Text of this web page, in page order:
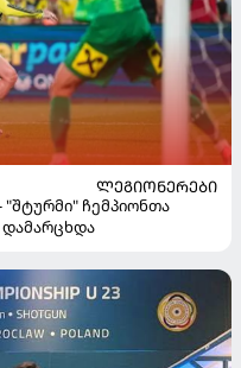
ᲚᲔᲒᲘᲝᲜᲔᲠᲔᲑᲘ
"შტურმი" ჩემპიონთა